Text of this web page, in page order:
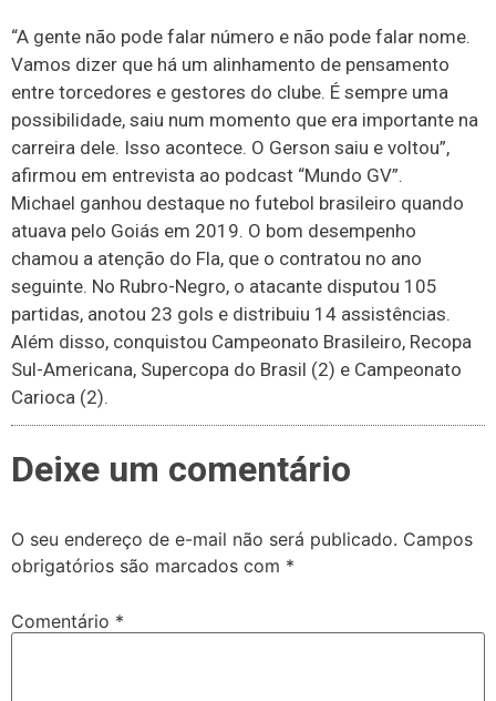
“A gente não pode falar número e não pode falar nome.
Vamos dizer que há um alinhamento de pensamento
entre torcedores e gestores do clube. É sempre uma
possibilidade, saiu num momento que era importante na
carreira dele. Isso acontece. O Gerson saiu e voltou”,
afirmou em entrevista ao podcast “Mundo GV”.
Michael ganhou destaque no futebol brasileiro quando
atuava pelo Goiás em 2019. O bom desempenho
chamou a atenção do Fla, que o contratou no ano
seguinte. No Rubro-Negro, o atacante disputou 105
partidas, anotou 23 gols e distribuiu 14 assistências.
Além disso, conquistou Campeonato Brasileiro, Recopa
Sul-Americana, Supercopa do Brasil (2) e Campeonato
Carioca (2).
Deixe um comentário
O seu endereço de e-mail não será publicado. Campos
obrigatórios são marcados com *
Comentário *